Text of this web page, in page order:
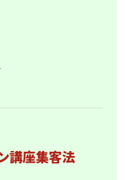
講座集客法